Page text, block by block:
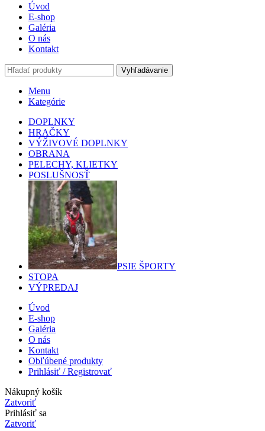
Úvod
E-shop
Galéria
O nás
Kontakt
Vyhľadávanie
Menu
Kategórie
DOPLNKY
HRAČKY
VÝŽIVOVÉ DOPLNKY
OBRANA
PELECHY, KLIETKY
POSLUŠNOSŤ
PSIE ŠPORTY
STOPA
VÝPREDAJ
Úvod
E-shop
Galéria
O nás
Kontakt
Obľúbené produkty
Prihlásiť / Registrovať
Nákupný košík
Zatvoriť
Prihlásiť sa
Zatvoriť